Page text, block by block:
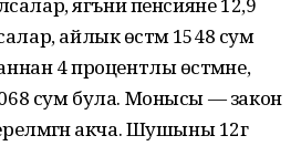
айлык өстәмә 1548 сум
4 процентлы өстәмәне,
сум була. Монысы — закон
акча. Шушыны 12гә